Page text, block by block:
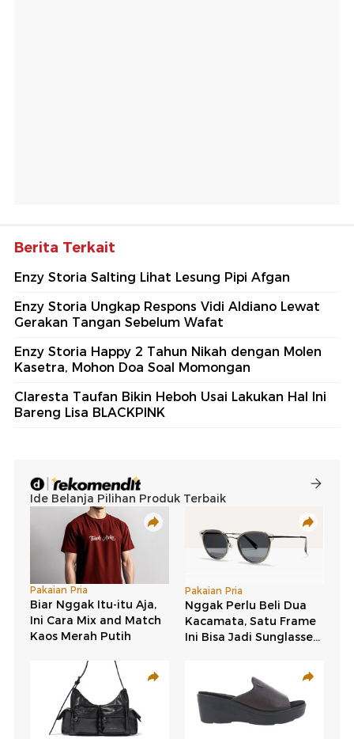
Berita Terkait
Enzy Storia Salting Lihat Lesung Pipi Afgan
Enzy Storia Ungkap Respons Vidi Aldiano Lewat
Gerakan Tangan Sebelum Wafat
Enzy Storia Happy 2 Tahun Nikah dengan Molen
Kasetra, Mohon Doa Soal Momongan
Claresta Taufan Bikin Heboh Usai Lakukan Hal Ini
Bareng Lisa BLACKPINK